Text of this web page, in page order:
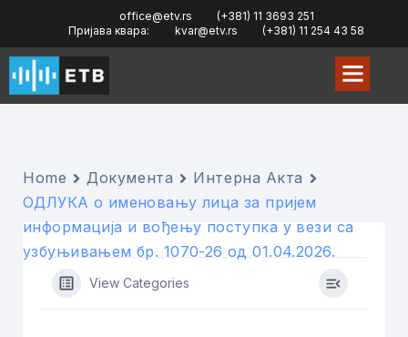
office@etv.rs
(+381) 11 3693 251
Пријава квара:
kvar@etv.rs (+381) 11 254 43 58
Home Документа
Интерна Акта
ОДЛУКА о именовању лица за пријем
информација и вођењу поступка у вези са
узбуњивањем бр. 1070-26 од 01.04.2026.
View Categories